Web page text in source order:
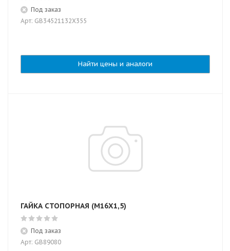
Под заказ
Арт: GB34521132X355
Найти цены и аналоги
ГАЙКА СТОПОРНАЯ (М16Х1,5)
Под заказ
Арт: GB89080